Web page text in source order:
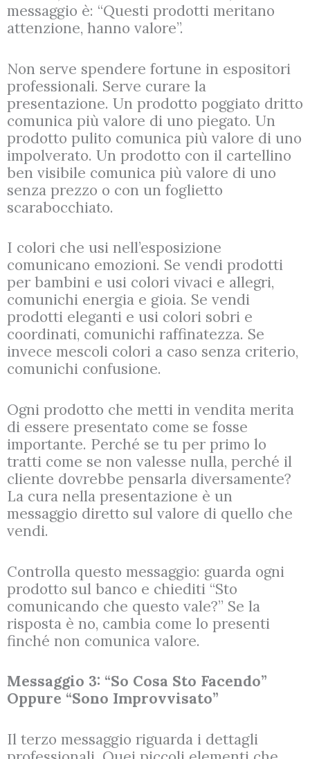
messaggio è: “Questi prodotti meritano
attenzione, hanno valore”.
Non serve spendere fortune in espositori
professionali. Serve curare la
presentazione. Un prodotto poggiato dritto
comunica più valore di uno piegato. Un
prodotto pulito comunica più valore di uno
impolverato. Un prodotto con il cartellino
ben visibile comunica più valore di uno
senza prezzo o con un foglietto
scarabocchiato.
I colori che usi nell’esposizione
comunicano emozioni. Se vendi prodotti
per bambini e usi colori vivaci e allegri,
comunichi energia e gioia. Se vendi
prodotti eleganti e usi colori sobri e
coordinati, comunichi raffinatezza. Se
invece mescoli colori a caso senza criterio,
comunichi confusione.
Ogni prodotto che metti in vendita merita
di essere presentato come se fosse
importante. Perché se tu per primo lo
tratti come se non valesse nulla, perché il
cliente dovrebbe pensarla diversamente?
La cura nella presentazione è un
messaggio diretto sul valore di quello che
vendi.
Controlla questo messaggio: guarda ogni
prodotto sul banco e chiediti “Sto
comunicando che questo vale?” Se la
risposta è no, cambia come lo presenti
finché non comunica valore.
Messaggio 3: “So Cosa Sto Facendo”
Oppure “Sono Improvvisato”
Il terzo messaggio riguarda i dettagli